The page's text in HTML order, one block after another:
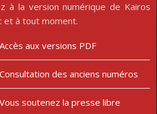
à la version numérique de Kairos
et à tout moment.
Accès aux versions PDF
Consultation des anciens numéros
Vous soutenez la presse libre